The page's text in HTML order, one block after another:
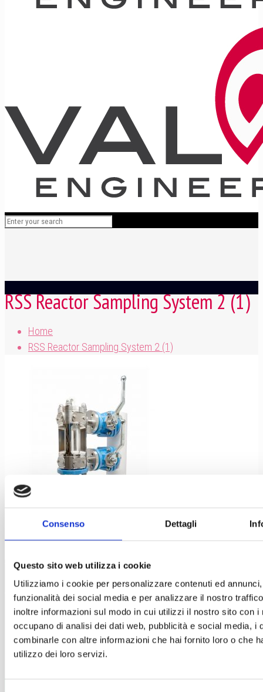
Consenso Dettagli
Questo sito web utilizza i cookie
Utilizziamo i cookie per personalizzare contenuti ed
funzionalità dei social media e per analizzare il nostro
inoltre informazioni sul modo in cui utilizzi il nostro sito con i
occupano di analisi dei dati web, pubblicità e social media, i
combinarle con altre informazioni che hai fornito loro o che
utilizzo dei loro servizi.
RSS Reactor Sampling System 2 (1)
Home
RSS Reactor Sampling System 2 (1)
Valvengineering s.r.l.
Valve Engineering Srlis a specialist manufacturer of valves
for handling powders in the Pharmaceutical, fine chemical, food
and cosmetics industries. We are located near the town of
Lucca in Tuscany, Italy in an area renowned for its skilled
mechanical engineers and designers.